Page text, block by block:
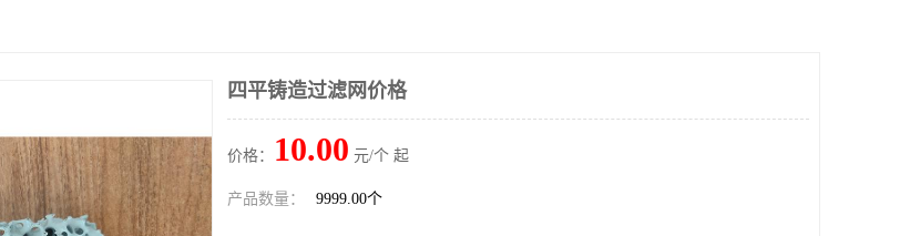
四平铸造过滤网价格
价格： 10.00 元/个 起
产品数量： 9999.00个